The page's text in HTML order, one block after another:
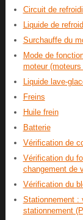
Circuit de
Liquide de
Surchauffe du
Mode de
moteur
Liquide lave-
Freins
Huile frein
Batterie
Vérification de
Vérification du
changement de
Vérification du
Stationnement :
stationnement